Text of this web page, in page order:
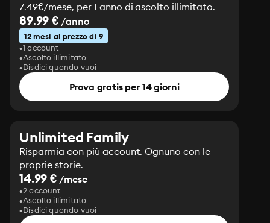
7.49€/mese, per 1 anno di ascolto illimitato.
89.99 € /anno
12 mesi al prezzo di 9
1 account
Ascolto illimitato
Disdici quando vuoi
Prova gratis per 14 giorni
Unlimited Family
Risparmia con più account. Ognuno con le
proprie storie.
14.99 € /mese
2 account
Ascolto illimitato
Disdici quando vuoi